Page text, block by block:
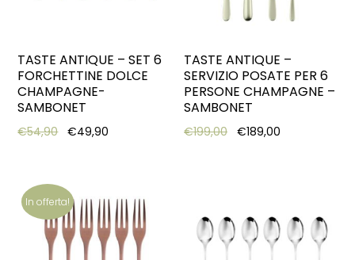
TASTE ANTIQUE – SET 6
FORCHETTINE DOLCE
CHAMPAGNE-
SAMBONET
€54,90 Original price was: €54,90.
€49,90 Current price is: €49,90.
TASTE ANTIQUE –
SERVIZIO POSATE PER 6
PERSONE CHAMPAGNE –
SAMBONET
€199,00 Original price was:
€189,00
In offerta!